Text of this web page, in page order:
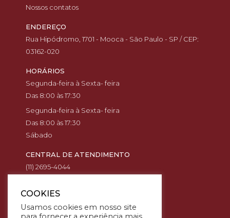
Nossos contatos
ENDEREÇO
Rua Hipódromo, 1701 - Mooca - São Paulo - SP / CEP:
03162-020
HORÁRIOS
Segunda-feira à Sexta- feira
Das 8:00 às 17:30
Segunda-feira à Sexta- feira
Das 8:00 às 17:30
Sábado
CENTRAL DE ATENDIMENTO
(11) 2695-4044
(11) 99394-3291
(11) 94586-6696
COOKIES
Usamos cookies em nosso site